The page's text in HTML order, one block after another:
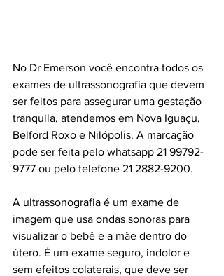
No Dr Emerson você encontra todos os
exames de ultrassonografia que devem
ser feitos para assegurar uma gestação
tranquila, atendemos em Nova Iguaçu,
Belford Roxo e Nilópolis. A marcação
pode ser feita pelo whatsapp 21 99792-
9777 ou pelo telefone 21 2882-9200.
A ultrassonografia é um exame de
imagem que usa ondas sonoras para
visualizar o bebê e a mãe dentro do
útero. É um exame seguro, indolor e
sem efeitos colaterais, que deve ser